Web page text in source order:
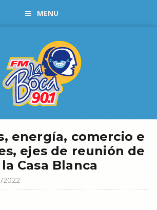
MENU
energía, comercio e
ejes de reunión de
Casa Blanca
2022